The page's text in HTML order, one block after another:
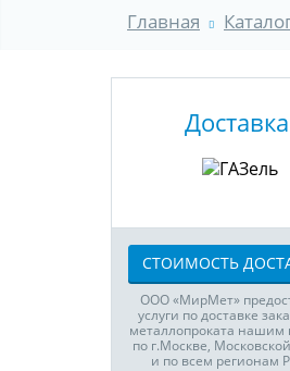
Главная
Доставка
СТОИМОСТЬ
ООО «МирМет»
услуги по доставке
металлопроката нашим
по г.Москве,
и по всем регионам